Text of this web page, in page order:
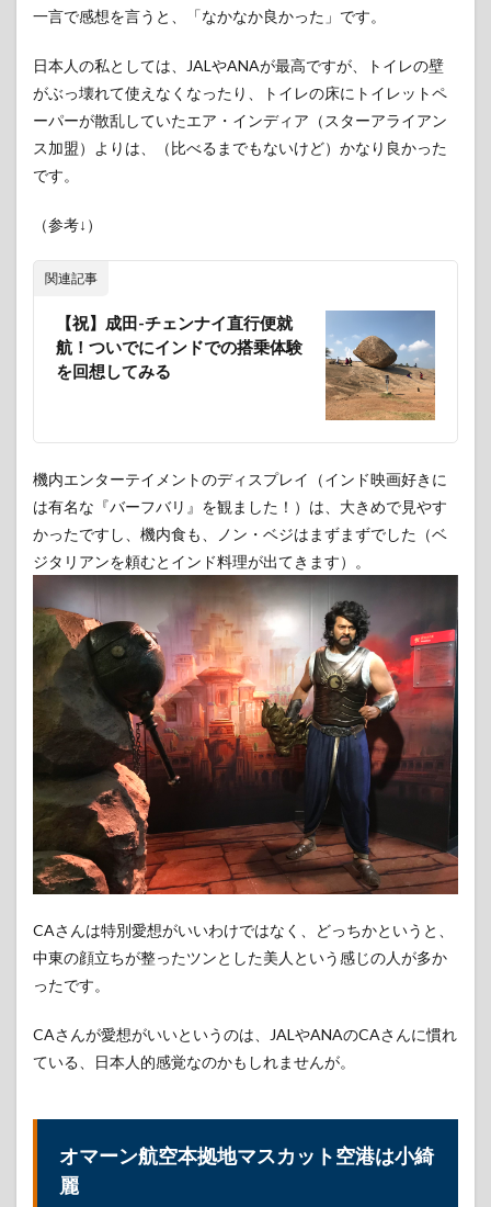
一言で感想を言うと、「なかなか良かった」です。
日本人の私としては、JALやANAが最高ですが、トイレの壁
がぶっ壊れて使えなくなったり、トイレの床にトイレットペ
ーパーが散乱していたエア・インディア（スターアライアン
ス加盟）よりは、（比べるまでもないけど）かなり良かった
です。
（参考↓）
関連記事
【祝】成田-チェンナイ直行便就
航！ついでにインドでの搭乗体験
を回想してみる
機内エンターテイメントのディスプレイ（インド映画好きに
は有名な『バーフバリ』を観ました！）は、大きめで見やす
かったですし、機内食も、ノン・ベジはまずまずでした（ベ
ジタリアンを頼むとインド料理が出てきます）。
CAさんは特別愛想がいいわけではなく、どっちかというと、
中東の顔立ちが整ったツンとした美人という感じの人が多か
ったです。
CAさんが愛想がいいというのは、JALやANAのCAさんに慣れ
ている、日本人的感覚なのかもしれませんが。
オマーン航空本拠地マスカット空港は小綺
麗